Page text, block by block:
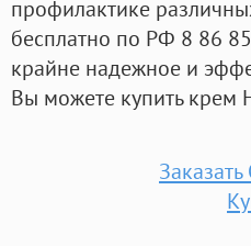
профилактике
бесплатно по РФ 8 86
крайне надежное и
Вы можете купить крем